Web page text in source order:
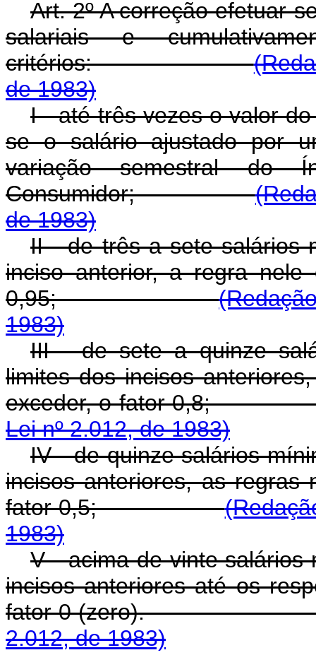
Art. 2º A correção efetuar-
salariais e
critérios:
de 1983)
I - até três vezes o valor
se o salário ajustado por
variação semestral do
Consumidor;
de 1983)
II - de três a sete salários
inciso anterior, a regra
0,95;
1983)
III - de sete a quinze
limites dos incisos
exceder, o fator
Lei nº 2.012, de 1983)
IV - de quinze salários
incisos anteriores, as regras
fator 0,5;
1983)
V - acima de vinte salários
incisos anteriores até os
fator 0
2.012, de 1983)